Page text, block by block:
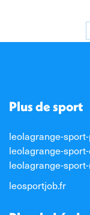
Plus de sport
leolagrange-
leolagrange-
leolagrange-
leosportjob.fr